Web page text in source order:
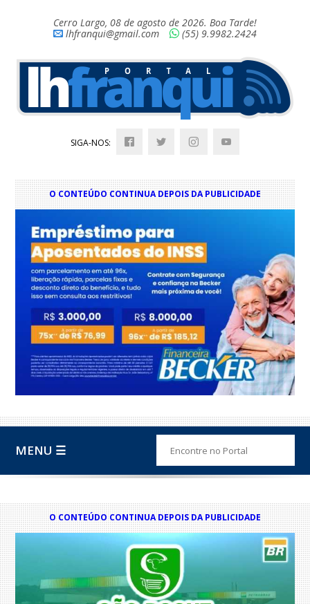
Cerro Largo, 08 de agosto de 2026. Boa Tarde!
lhfranqui@gmail.com
(55) 9.9982.2424
SIGA-NOS:
O CONTEÚDO CONTINUA DEPOIS DA PUBLICIDADE
MENU ☰
O CONTEÚDO CONTINUA DEPOIS DA PUBLICIDADE